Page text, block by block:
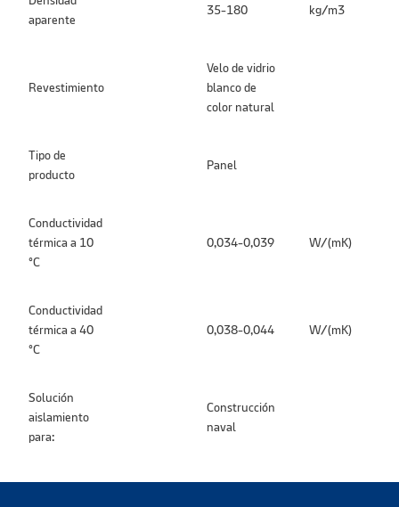
aparente
35-180 kg/m3
Revestimiento
Velo de vidrio
blanco de
color natural
Tipo de
producto
Panel
Conductividad
térmica a 10
°C
0,034-0,039 W/(mK)
Conductividad
térmica a 40
°C
0,038-0,044 W/(mK)
Solución
aislamiento
para:
Construcción
naval